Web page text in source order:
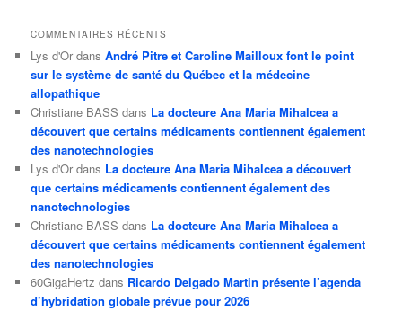
COMMENTAIRES RÉCENTS
Lys d'Or dansAndré Pitre et Caroline Mailloux font le point
sur le système de santé du Québec et la médecine
allopathique
Christiane BASS dans La docteure Ana Maria Mihalcea a
découvert que certains médicaments contiennent également
des nanotechnologies
Lys d'Or dans La docteure Ana Maria Mihalcea a découvert
que certains médicaments contiennent également des
nanotechnologies
Christiane BASS dans La docteure Ana Maria Mihalcea a
découvert que certains médicaments contiennent également
des nanotechnologies
60GigaHertz dans Ricardo Delgado Martin présente l’agenda
d’hybridation globale prévue pour 2026